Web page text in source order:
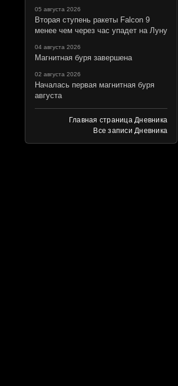
05 августа 2026
Вторая ступень ракеты Falcon 9
менее чем через час упадет на Луну
04 августа 2026
Магнитная буря завершена
02 августа 2026
Началась первая магнитная буря
августа
Главная страница Дневника
Все записи Дневника